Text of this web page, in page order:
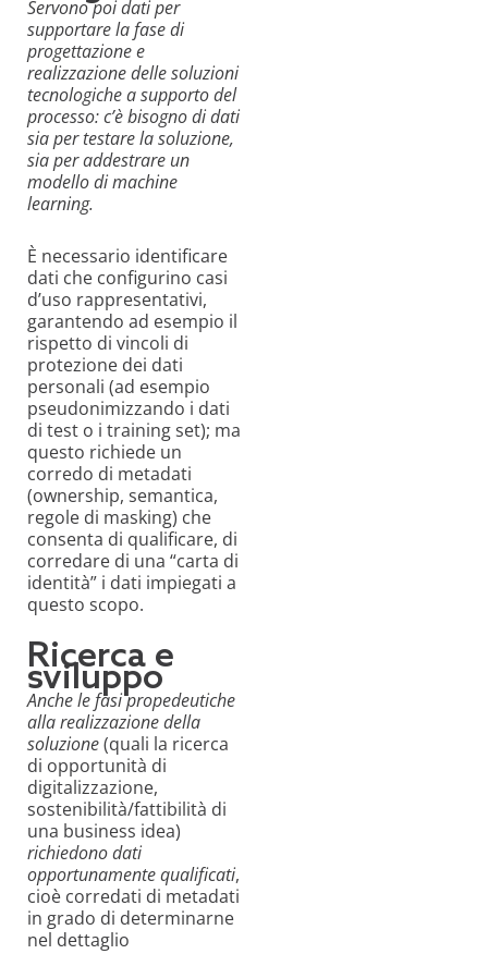
Servono poi dati per
supportare la fase di
progettazione e
realizzazionedelle soluzioni
tecnologiche a supporto del
processo: c’è bisogno di dati
sia per testare la soluzione,
sia per addestrare un
modello di machine
learning.
È necessario identificare
dati che configurino casi
d’uso rappresentativi,
garantendo ad esempio il
rispetto di vincoli di
protezione dei dati
personali (ad esempio
pseudonimizzando i dati
di test o i training set); ma
questo richiede un
corredo di metadati
(ownership, semantica,
regole di masking) che
consenta di qualificare, di
corredare di una “carta di
identità” i dati impiegati a
questo scopo.
Ricerca e
sviluppo
Anche lefasi propedeutiche
alla realizzazione della
soluzione(quali la ricerca
di opportunità di
digitalizzazione,
sostenibilità/fattibilità di
una business idea)
richiedono dati
opportunamente qualificati,
cioè corredati di metadati
in grado di determinarne
nel dettaglio